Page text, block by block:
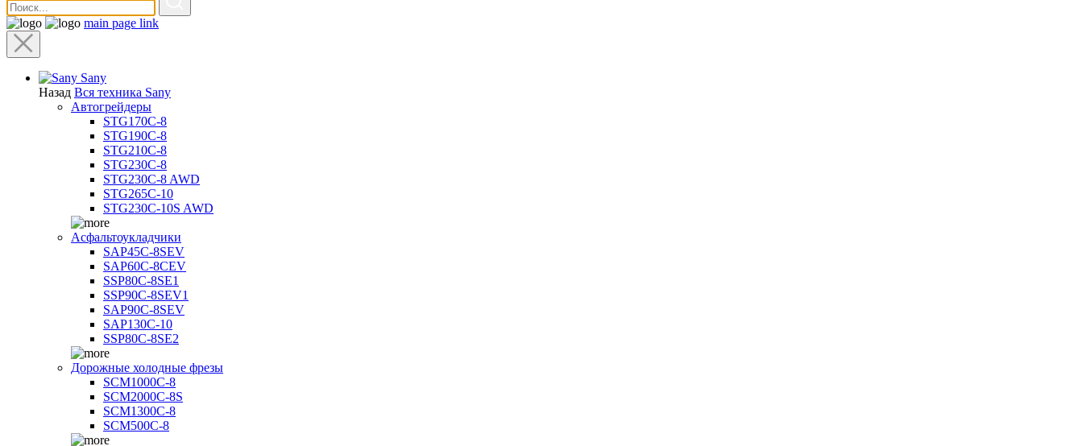
main page link
Sany
Назад Вся техника Sany
Автогрейдеры
STG170C-8
STG190C-8
STG210C-8
STG230C-8
STG230C-8 AWD
STG265C-10
STG230C-10S AWD
Асфальтоукладчики
SAP45С-8SEV
SAP60C-8CEV
SSP80C-8SE1
SSP90C-8SEV1
SAP90C-8SEV
SAP130C-10
SSP80C-8SE2
Дорожные холодные фрезы
SCM1000C-8
SCM2000C-8S
SCM1300C-8
SCM500C-8